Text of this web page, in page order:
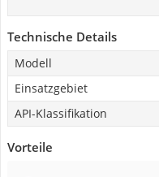
Technische Details
Modell
Einsatzgebiet
API-Klassifikation
Vorteile